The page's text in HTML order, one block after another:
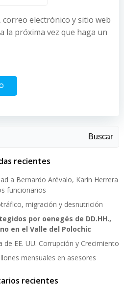
electrónico y sitio web
la próxima vez que haga un
Buscar
recientes
a Bernardo Arévalo, Karin Herrera
funcionarios
migración y desnutrición
por oenegés de DD.HH.,
en el Valle del Polochic
EE. UU. Corrupción y Crecimiento
mensuales en asesores
recientes